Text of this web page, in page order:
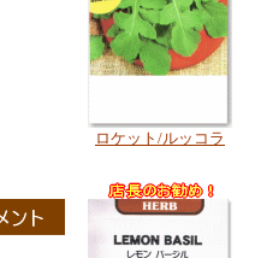
ロケット/ルッコラ